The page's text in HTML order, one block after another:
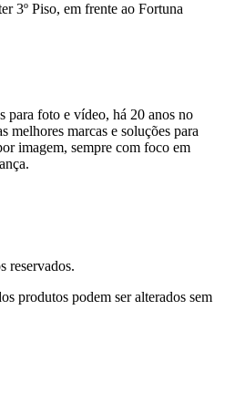
3º Piso, em frente ao Fortuna
para foto e vídeo, há 20 anos no
melhores marcas e soluções para
imagem, sempre com foco em
reservados.
produtos podem ser alterados sem